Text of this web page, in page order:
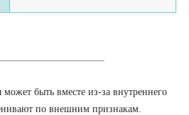
может быть вместе из-за внутреннего
по внешним признакам.